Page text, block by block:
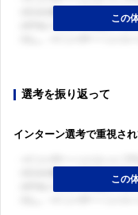
選考を振り返って
インターン選考で重視さ